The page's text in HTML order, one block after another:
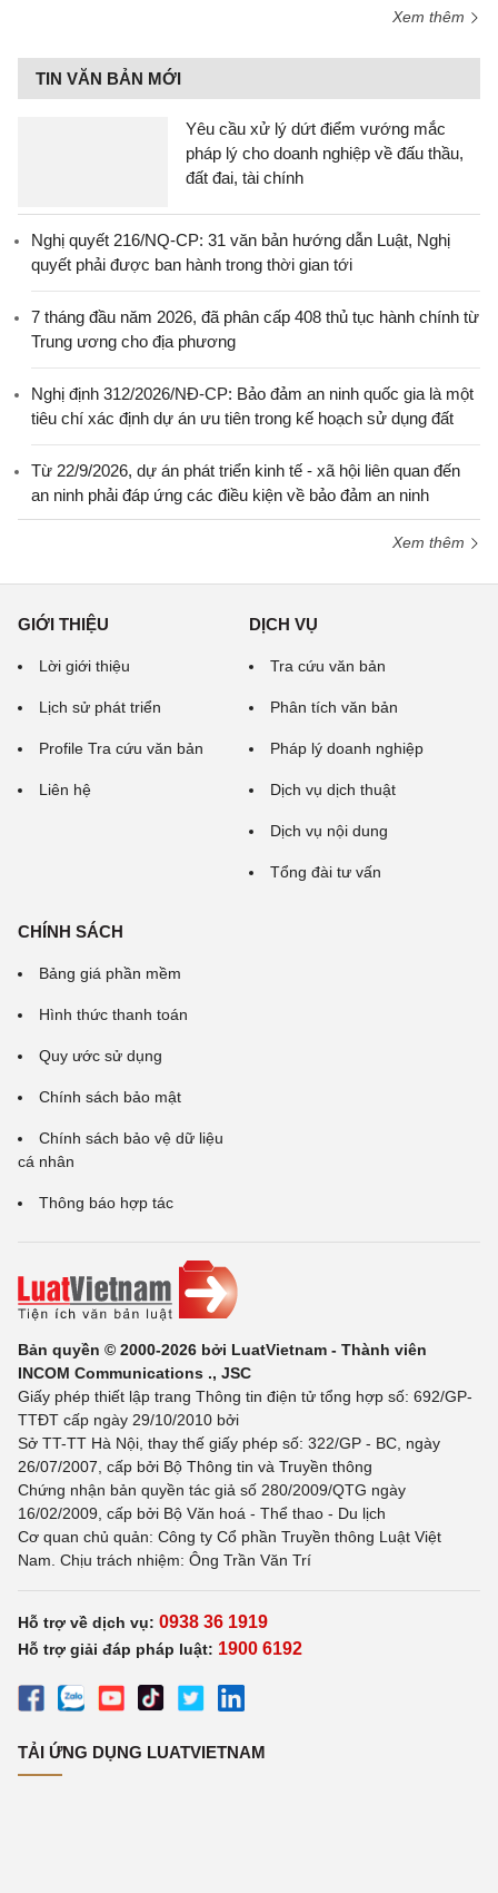
Xem thêm
TIN VĂN BẢN MỚI
Yêu cầu xử lý dứt điểm vướng mắc
pháp lý cho doanh nghiệp về đấu thầu,
đất đai, tài chính
Nghị quyết 216/NQ-CP: 31 văn bản hướng dẫn Luật, Nghị
quyết phải được ban hành trong thời gian tới
7 tháng đầu năm 2026, đã phân cấp 408 thủ tục hành chính từ
Trung ương cho địa phương
Nghị định 312/2026/NĐ-CP: Bảo đảm an ninh quốc gia là một
tiêu chí xác định dự án ưu tiên trong kế hoạch sử dụng đất
Từ 22/9/2026, dự án phát triển kinh tế - xã hội liên quan đến
an ninh phải đáp ứng các điều kiện về bảo đảm an ninh
Xem thêm
GIỚI THIỆU
Lời giới thiệu
Lịch sử phát triển
Profile Tra cứu văn bản
Liên hệ
DỊCH VỤ
Tra cứu văn bản
Phân tích văn bản
Pháp lý doanh nghiệp
Dịch vụ dịch thuật
Dịch vụ nội dung
Tổng đài tư vấn
CHÍNH SÁCH
Bảng giá phần mềm
Hình thức thanh toán
Quy ước sử dụng
Chính sách bảo mật
Chính sách bảo vệ dữ liệu
cá nhân
Thông báo hợp tác
Bản quyền © 2000-2026 bởi LuatVietnam - Thành viên
INCOM Communications ., JSC
Giấy phép thiết lập trang Thông tin điện tử tổng hợp số: 692/GP-
TTĐT cấp ngày 29/10/2010 bởi
Sở TT-TT Hà Nội, thay thế giấy phép số: 322/GP - BC, ngày
26/07/2007, cấp bởi Bộ Thông tin và Truyền thông
Chứng nhận bản quyền tác giả số 280/2009/QTG ngày
16/02/2009, cấp bởi Bộ Văn hoá - Thể thao - Du lịch
Cơ quan chủ quản: Công ty Cổ phần Truyền thông Luật Việt
Nam. Chịu trách nhiệm: Ông Trần Văn Trí
Hỗ trợ về dịch vụ: 0938 36 1919
Hỗ trợ giải đáp pháp luật: 1900 6192
TẢI ỨNG DỤNG LUATVIETNAM